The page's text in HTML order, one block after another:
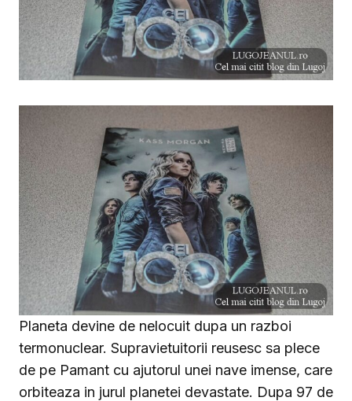
Planeta devine de nelocuit dupa un razboi
termonuclear. Supravietuitorii reusesc sa plece
de pe Pamant cu ajutorul unei nave imense, care
orbiteaza in jurul planetei devastate. Dupa 97 de